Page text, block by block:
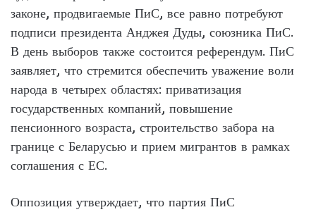
законе, продвигаемые ПиС, все равно потребуют
подписи президента Анджея Дуды, союзника ПиС.
В день выборов также состоится референдум. ПиС
заявляет, что стремится обеспечить уважение воли
народа в четырех областях: приватизация
государственных компаний, повышение
пенсионного возраста, строительство забора на
границе с Беларусью и прием мигрантов в рамках
соглашения с ЕС.
Оппозиция утверждает, что партия ПиС